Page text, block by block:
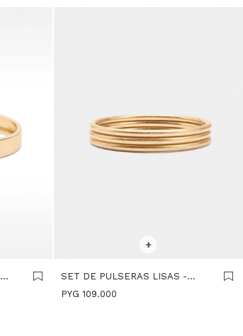
+
SET DE PULSERAS LISAS -
DORADO
PYG 109.000